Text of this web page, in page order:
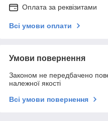
Оплата за реквізитами
Всі умови оплати
Умови повернення
Законом не передбачено
належної якості
Всі умови повернення